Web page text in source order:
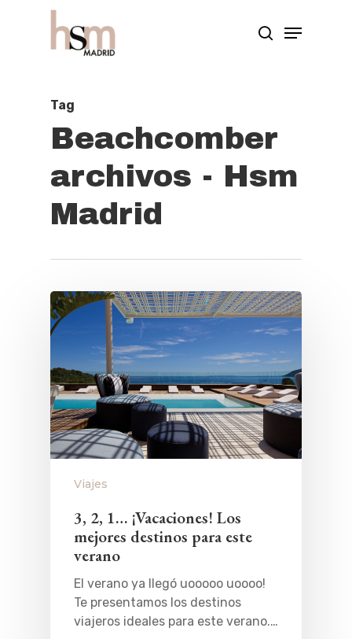
Tag
Beachcomber
archivos - Hsm
Madrid
Viajes
3, 2, 1… ¡Vacaciones! Los
mejores destinos para este
verano
El verano ya llegó uooooo uoooo!
Te presentamos los destinos
viajeros ideales para este verano.…